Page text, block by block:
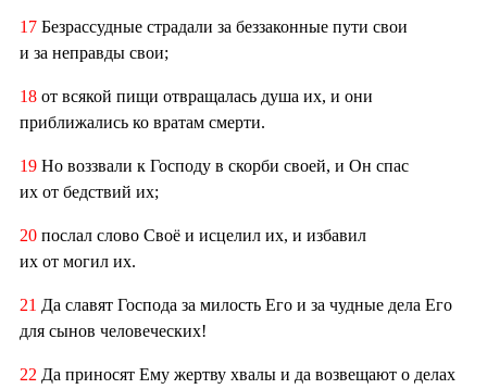
17 Безрассудные страдали за беззаконные пути свои
и за неправды свои;
18 от всякой пищи отвращалась душа их, и они
приближались ко вратам смерти.
19 Но воззвали к Господу в скорби своей, и Он спас
их от бедствий их;
20 послал слово Своё и исцелил их, и избавил
их от могил их.
21 Да славят Господа за милость Его и за чудные дела Его
для сынов человеческих!
22 Да приносят Ему жертву хвалы и да возвещают о делах